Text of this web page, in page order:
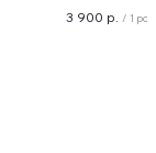
3 900 р. / 1 pc